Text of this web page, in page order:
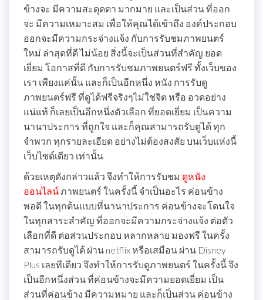
ข้างจะ มีความสะดุดตา มากมาย และเป็นส่วน ที่ออก
จะ มีความเหมาะสม เพื่อให้คุณได้เข้าถึง องค์ประกอบ
ออกจะมีความกระจ่างแจ้ง กับการรับชมภาพยนตร์
ใหม่ ล่าสุดที่ดี ไม่น้อย สิ่งนี้จะเป็นส่วนที่สำคัญ ยอด
เยี่ยม โอกาสที่ดี กับการรับชมภาพยนตร์ฟรี ทั้งเว็บของ
เรา เพียงแค่นั้น และก็เป็นอีกหนึ่ง หนัง การรับดู
ภาพยนตร์ฟรี ที่ดูได้ฟรีจริงๆไม่ใช่จิต หรือ อวดอย่าง
แน่แท้ ก็เลยเป็นอีกหนึ่งตัวเลือก ที่ยอดเยี่ยม เป็นความ
นานาประการ ที่ถูกใจ และก็คุณสามารถรับดูได้ ทุก
จำพวก ทุกรายละเอียด อย่างไม่ต้องสงสัย บนเว็บแห่งนี้
เว็บไซต์เดียว เท่านั้น
ด้วยเหตุดังกล่าวแล้ว จึงทำให้การรับชม ดูหนัง
ออนไลน์ภาพยนตร์ ในครั้งนี้ จำเป็นอะไร ค่อนข้าง
พอดี ในทุกต้นแบบที่นานาประการ ค่อนข้างจะโดนใจ
ในทุกสาระสำคัญ ที่ออกจะมีความกระจ่างแจ้ง ต่อตัว
เลือกที่ดี ต่อส่วนประกอบ หลากหลาย มองฟรี ในครั้ง
สามารถรับดูได้ ผ่าน netflix หรือเสมือน ผ่าน Disney
Plus เลยทีเดียว จึงทำให้การรับดูภาพยนตร์ ในครั้งนี้ จึง
เป็นอีกหนึ่งส่วน ที่ค่อนข้างจะมีความยอดเยี่ยม เป็น
ส่วนที่ค่อนข้าง มีความหมาย และก็เป็นส่วน ค่อนข้าง